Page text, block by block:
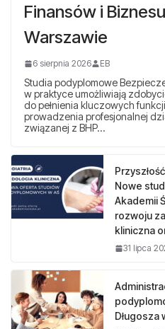
Finansów i
Warszawie
6 sierpnia 2026 EB
Studia podyplomowe
w praktyce umożliwiają
do pełnienia kluczowych
prowadzenia profesjonalnej
związanej z BHP…
Nowe
Akademii
rozwoju
kliniczna
31 lipca
Długosza